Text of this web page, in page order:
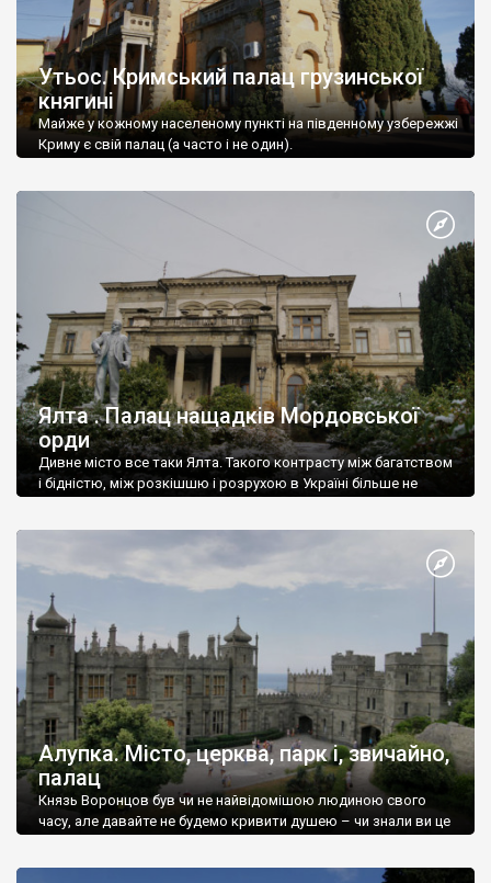
Утьос. Кримський палац грузинської
княгині
Майже у кожному населеному пункті на південному узбережжі
Криму є свій палац (а часто і не один).
Ялта . Палац нащадків Мордовської
орди
Дивне місто все таки Ялта. Такого контрасту між багатством
і бідністю, між розкішшю і розрухою в Україні більше не
Алупка. Місто, церква, парк і, звичайно,
палац
Князь Воронцов був чи не найвідомішою людиною свого
часу, але давайте не будемо кривити душею – чи знали ви це